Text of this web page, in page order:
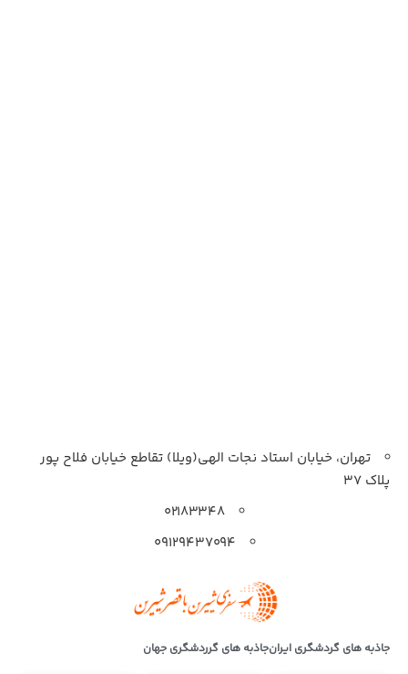
تهران، خیابان استاد نجات الهی(ویلا) تقاطع خیابان فلاح پور
پلاک 37
۰۲۱۸۳۳۴۸
۰۹۱۲۹۴۳۷۰۹۴
جاذبه های گردشگری ایرانجاذبه های گرردشگری جهان